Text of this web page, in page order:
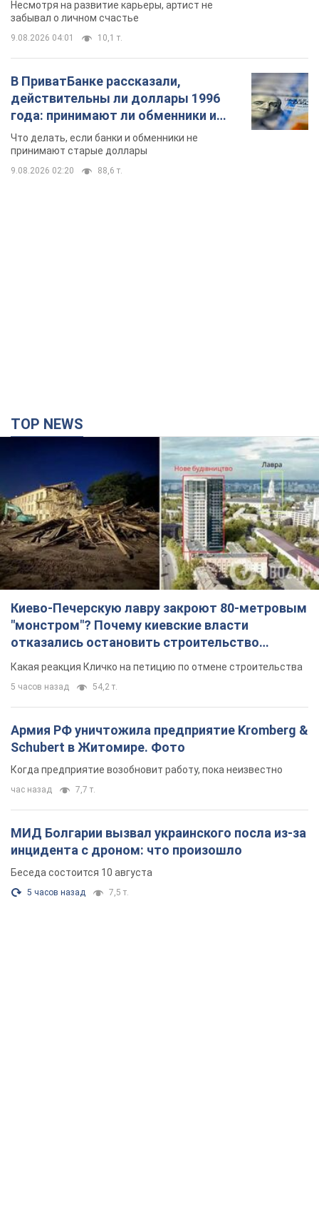
принимают старые доллары
Киево-Печерскую лавру закроют 80-метровым
"монстром"? Почему киевские власти
отказались остановить строительство
небоскреба "московского верующего"
Какая реакция Кличко на петицию по отмене строительства
5 часов назад 54,2 т.
Армия РФ уничтожила предприятие Kromberg &
Schubert в Житомире. Фото
Когда предприятие возобновит работу, пока неизвестно
час назад 7,7 т.
МИД Болгарии вызвал украинского посла из-за
инцидента с дроном: что произошло
Беседа состоится 10 августа
5 часов назад 7,5 т.